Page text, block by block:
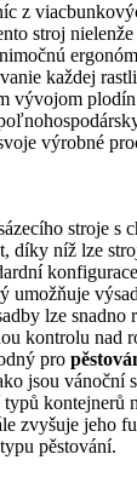
z
stroj
každej
vývojom
výrobné
stroje s
díky níž lze
umožňuje
lze snadno
kontrolu nad
pro
jsou vánoční
kontejnerů
zvyšuje jeho
pěstování.